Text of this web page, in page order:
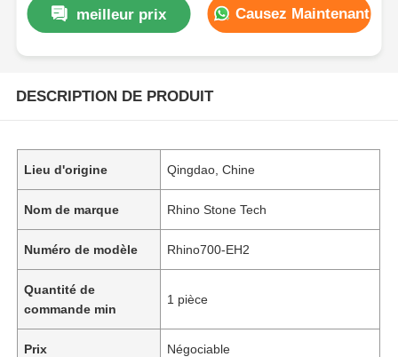
télescopiquemeilleur prix Causez Maintenant
DESCRIPTION DE PRODUIT
Lieu d'origine Qingdao, Chine
Nom de marque Rhino Stone Tech
Numéro de modèle Rhino700-EH2
Quantité de
commande min
1 pièce
Prix Négociable